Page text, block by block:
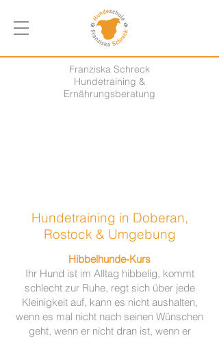
Franziska Schreck
Hundetraining &
Ernährungsberatung
Hundetraining in Doberan,
Rostock & Umgebung
Hibbelhunde-Kurs
Ihr Hund ist im Alltag hibbelig, kommt
schlecht zur Ruhe, regt sich über jede
Kleinigkeit auf, kann es nicht aushalten,
wenn es mal nicht nach seinen Wünschen
geht, wenn er nicht dran ist, wenn er